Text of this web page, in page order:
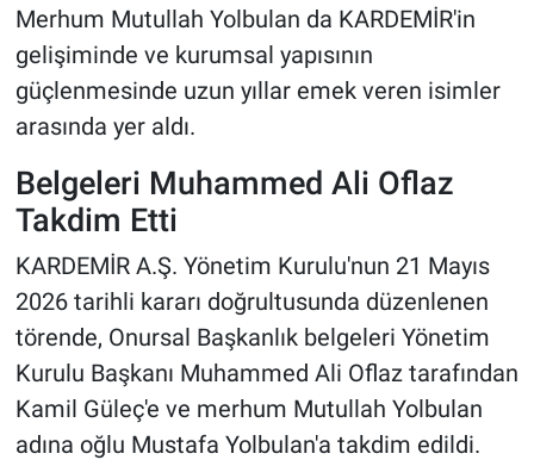
Merhum Mutullah Yolbulan da KARDEMİR'in
gelişiminde ve kurumsal yapısının
güçlenmesinde uzun yıllar emek veren isimler
arasında yer aldı.
Belgeleri Muhammed Ali Oflaz
Takdim Etti
KARDEMİR A.Ş. Yönetim Kurulu'nun 21 Mayıs
2026 tarihli kararı doğrultusunda düzenlenen
törende, Onursal Başkanlık belgeleri Yönetim
Kurulu Başkanı Muhammed Ali Oflaz tarafından
Kamil Güleç'e ve merhum Mutullah Yolbulan
adına oğlu Mustafa Yolbulan'a takdim edildi.